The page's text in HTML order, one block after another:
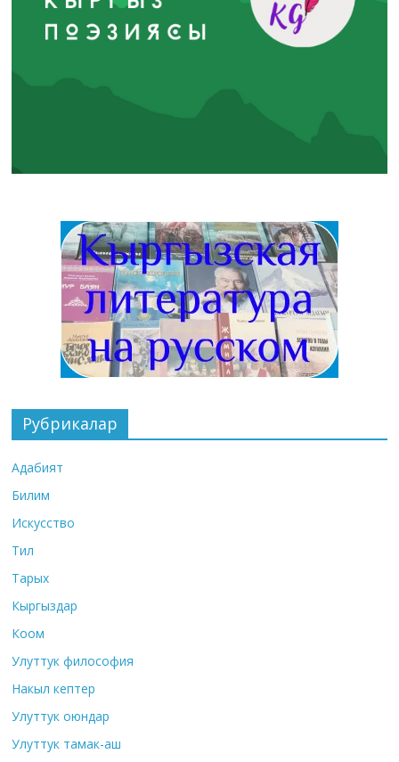
Рубрикалар
Адабият
Билим
Искусство
Тил
Тарых
Кыргыздар
Коом
Улуттук философия
Накыл кептер
Улуттук оюндар
Улуттук тамак-аш